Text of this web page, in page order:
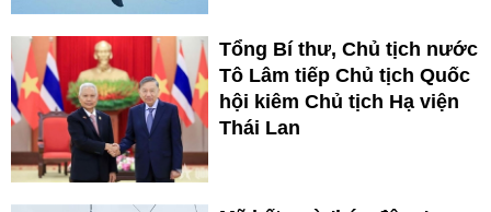
Tổng Bí thư, Chủ tịch nước
Tô Lâm tiếp Chủ tịch Quốc
hội kiêm Chủ tịch Hạ viện
Thái Lan